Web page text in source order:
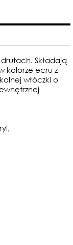
Składają
kolorze ecru z
włóczki o